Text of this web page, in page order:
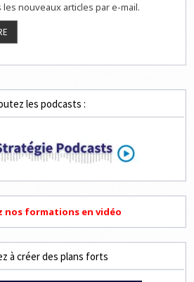
nouveaux articles par e-mail.
les podcasts :
nos formations en vidéo
à créer des plans forts